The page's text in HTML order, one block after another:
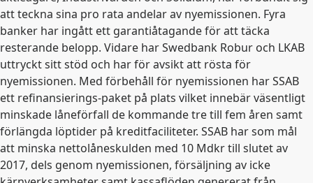
att teckna sina pro rata andelar av nyemissionen. Fyra
banker har ingått ett garantiåtagande för att täcka
resterande belopp. Vidare har Swedbank Robur och LKAB
uttryckt sitt stöd och har för avsikt att rösta för
nyemissionen. Med förbehåll för nyemissionen har SSAB
ett refinansierings-paket på plats vilket innebär väsentligt
minskade låneförfall de kommande tre till fem åren samt
förlängda löptider på kreditfaciliteter. SSAB har som mål
att minska nettolåneskulden med 10 Mdkr till slutet av
2017, dels genom nyemissionen, försäljning av icke